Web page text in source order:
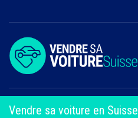
Vendre sa voiture en Suisse